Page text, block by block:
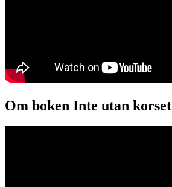
Om boken Inte utan korset